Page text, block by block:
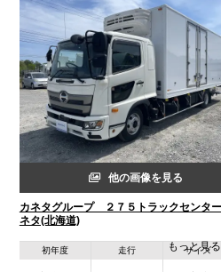
他の画像を見る
カネタグループ ２７５トラックセンタ
ネタ(北海道)
初年度 走行 サイズ
もっと見る